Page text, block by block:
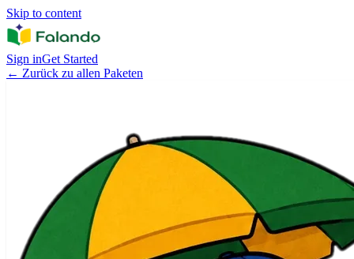
Skip to content
Sign inGet Started
← Zurück zu allen Paketen